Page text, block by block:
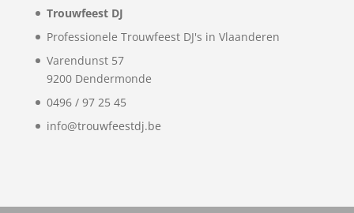
Trouwfeest DJ
Professionele Trouwfeest DJ's in Vlaanderen
Varendunst 57
9200 Dendermonde
0496 / 97 25 45
info@trouwfeestdj.be